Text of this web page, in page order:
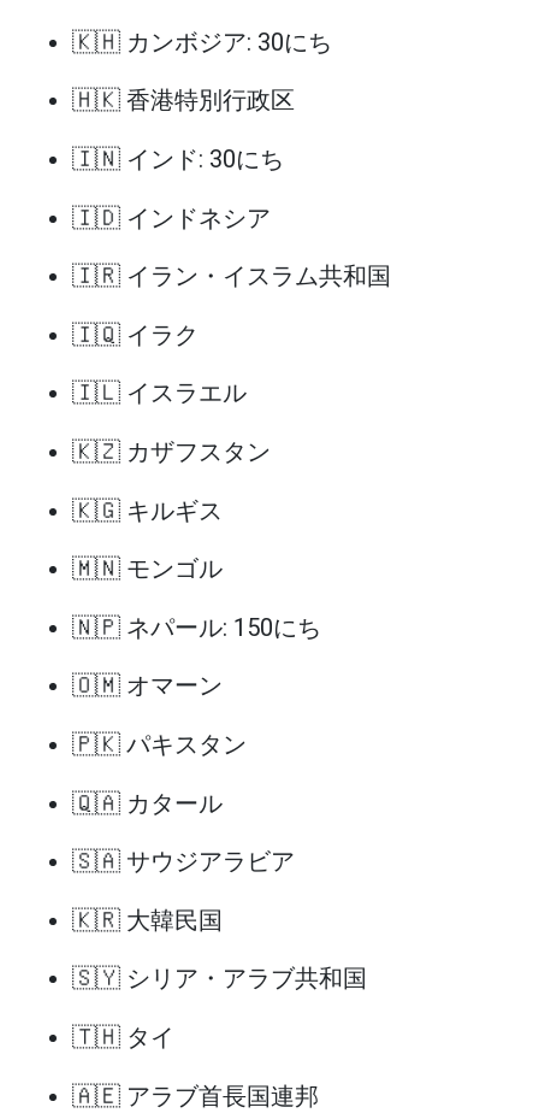
🇰🇭 カンボジア: 30にち
🇭🇰 香港特別行政区
🇮🇳 インド: 30にち
🇮🇩 インドネシア
🇮🇷 イラン・イスラム共和国
🇮🇶 イラク
🇮🇱 イスラエル
🇰🇿 カザフスタン
🇰🇬 キルギス
🇲🇳 モンゴル
🇳🇵 ネパール: 150にち
🇴🇲 オマーン
🇵🇰 パキスタン
🇶🇦 カタール
🇸🇦 サウジアラビア
🇰🇷 大韓民国
🇸🇾 シリア・アラブ共和国
🇹🇭 タイ
🇦🇪 アラブ首長国連邦